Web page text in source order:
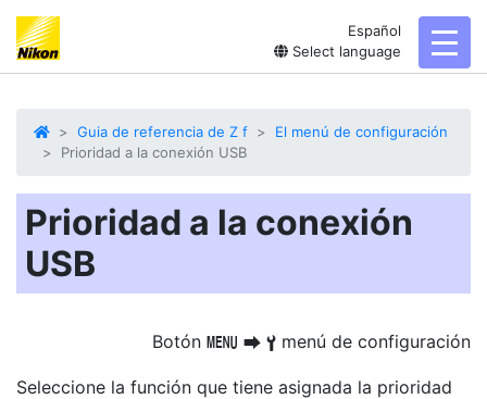
Español
Select language
Guia de referencia de Z f
El menú de configuración
Prioridad a la conexión USB
Prioridad a la conexión
USB
Botón G U B menú de configuración
Seleccione la función que tiene asignada la prioridad